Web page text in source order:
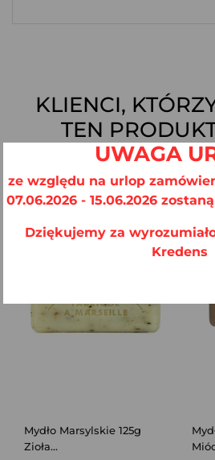
KLIENCI,
TEN
Mydło Marsylskie 125g
Zioła...
UWAGA
ze względu na urlop
07.06.2026 - 15.06.2026
Dziękujemy za
Kredens